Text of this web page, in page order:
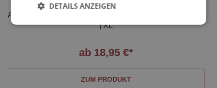
AMD SLIP - (MAXI PLUS) - Inkontinenzwindeln - Gr. M | L
| XL
ab 18,95 €*
ZUM PRODUKT
DETAILS ANZEIGEN